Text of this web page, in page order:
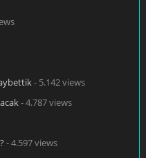
- 5.142 views
- 4.787 views
- 4.597 views